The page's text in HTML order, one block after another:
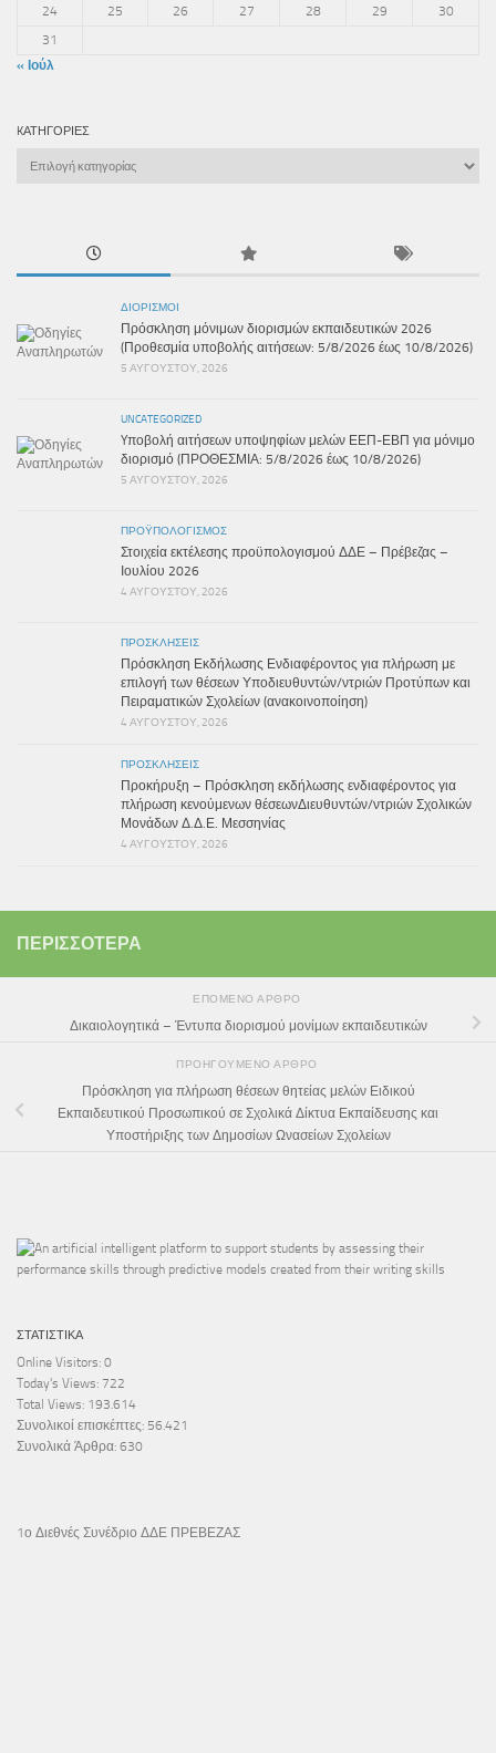
24 25 26 27 28 29
30
31
« Ιούλ
KΑΤΗΓΟΡΊΕΣ
Kατηγορίες
ΔΙΟΡΙΣΜΟΊ
Πρόσκληση μόνιμων διορισμών εκπαιδευτικών 2026
(Προθεσμία υποβολής αιτήσεων: 5/8/2026 έως 10/8/2026)
5 ΑΥΓΟΎΣΤΟΥ, 2026
UNCATEGORIZED
Yποβολή αιτήσεων υποψηφίων μελών ΕΕΠ-ΕΒΠ για μόνιμο
διορισμό (ΠΡΟΘΕΣΜΙΑ: 5/8/2026 έως 10/8/2026)
5 ΑΥΓΟΎΣΤΟΥ, 2026
ΠΡΟΫΠΟΛΟΓΙΣΜΌΣ
Στοιχεία εκτέλεσης προϋπολογισμού ΔΔΕ – Πρέβεζας –
Ιουλίου 2026
4 ΑΥΓΟΎΣΤΟΥ, 2026
ΠΡΟΣΚΛΉΣΕΙΣ
Πρόσκληση Εκδήλωσης Ενδιαφέροντος για πλήρωση με
επιλογή των θέσεων Υποδιευθυντών/ντριών Προτύπων και
Πειραματικών Σχολείων (ανακοινοποίηση)
4 ΑΥΓΟΎΣΤΟΥ, 2026
ΠΡΟΣΚΛΉΣΕΙΣ
Προκήρυξη – Πρόσκληση εκδήλωσης ενδιαφέροντος για
πλήρωση κενούμενων θέσεωνΔιευθυντών/ντριών Σχολικών
Μονάδων Δ.Δ.Ε. Μεσσηνίας
4 ΑΥΓΟΎΣΤΟΥ, 2026
ΠΕΡΙΣΣΌΤΕΡΑ
ΕΠΌΜΕΝΟ ΆΡΘΡΟ
Δικαιολογητικά – Έντυπα διορισμού μονίμων εκπαιδευτικών
ΠΡΟΗΓΟΎΜΕΝΟ ΆΡΘΡΟ
Πρόσκληση για πλήρωση θέσεων θητείας μελών Ειδικού
Εκπαιδευτικού Προσωπικού σε Σχολικά Δίκτυα Εκπαίδευσης και
Υποστήριξης των Δημοσίων Ωνασείων Σχολείων
ΣΤΑΤΙΣΤΙΚΆ
Online Visitors: 0
Today's Views: 722
Total Views: 193.614
Συνολικοί επισκέπτες: 56.421
Συνολικά Άρθρα: 630
1ο Διεθνές Συνέδριο ΔΔΕ ΠΡΕΒΕΖΑΣ